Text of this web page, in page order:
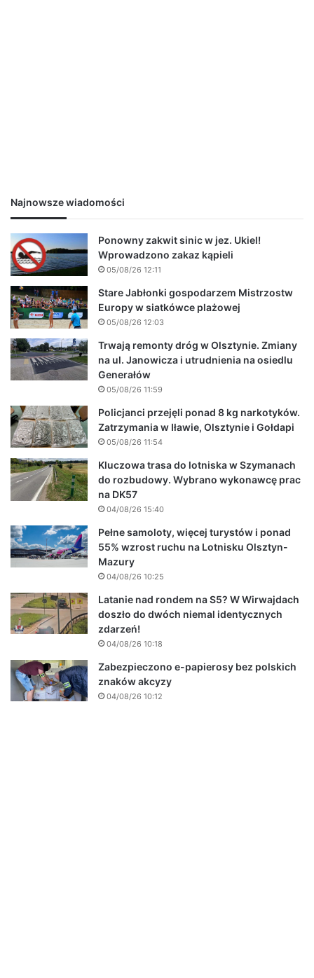
Najnowsze wiadomości
Ponowny zakwit sinic w jez. Ukiel!
Wprowadzono zakaz kąpieli
05/08/26 12:11
Stare Jabłonki gospodarzem Mistrzostw
Europy w siatkówce plażowej
05/08/26 12:03
Trwają remonty dróg w Olsztynie. Zmiany
na ul. Janowicza i utrudnienia na osiedlu
Generałów
05/08/26 11:59
Policjanci przejęli ponad 8 kg narkotyków.
Zatrzymania w Iławie, Olsztynie i Gołdapi
05/08/26 11:54
Kluczowa trasa do lotniska w Szymanach
do rozbudowy. Wybrano wykonawcę prac
na DK57
04/08/26 15:40
Pełne samoloty, więcej turystów i ponad
55% wzrost ruchu na Lotnisku Olsztyn-
Mazury
04/08/26 10:25
Latanie nad rondem na S5? W Wirwajdach
doszło do dwóch niemal identycznych
zdarzeń!
04/08/26 10:18
Zabezpieczono e-papierosy bez polskich
znaków akcyzy
04/08/26 10:12